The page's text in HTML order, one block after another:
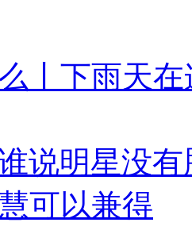
丨下雨天
说明星没
可以兼得